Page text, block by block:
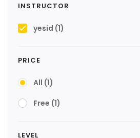
INSTRUCTOR
yesid (1)
PRICE
All (1)
Free (1)
LEVEL